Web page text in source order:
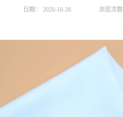
日期： 2020-10-26 浏览次